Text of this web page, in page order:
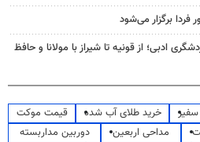
برگزار می‌شود
ادبی؛ از قونیه تا شیراز با مولانا و حافظ
سفیر خرید طلای آب شده
قیمت موکت
مداحی اربعین
دوربین مداربسته